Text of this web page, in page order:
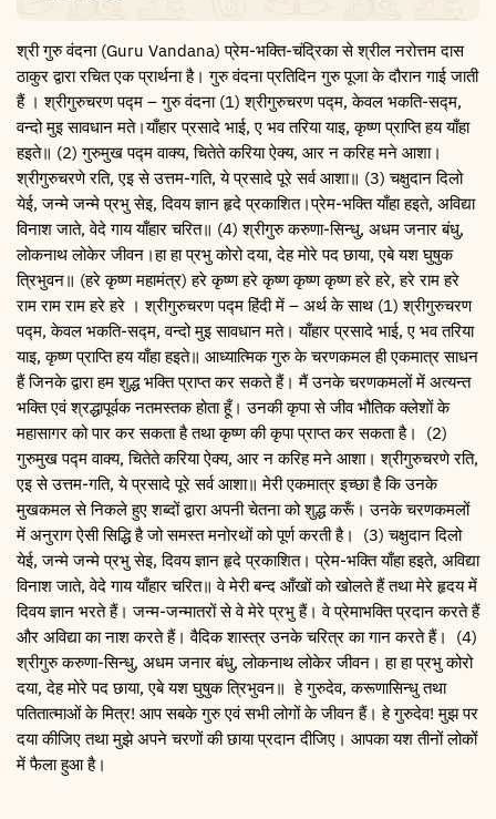
श्री गुरु वंदना (Guru Vandana) प्रेम-भक्ति-चंद्रिका से श्रील नरोत्तम दास
ठाकुर द्वारा रचित एक प्रार्थना है। गुरु वंदना प्रतिदिन गुरु पूजा के दौरान गाई जाती
हैं । श्रीगुरुचरण पद्म – गुरु वंदना (1) श्रीगुरुचरण पद्म, केवल भकति-सद्म,
वन्दो मुइ सावधान मते।याँहार प्रसादे भाई, ए भव तरिया याइ, कृष्ण प्राप्ति हय याँहा
हइते॥ (2) गुरुमुख पद्म वाक्य, चितेते करिया ऐक्य, आर न करिह मने आशा।
श्रीगुरुचरणे रति, एइ से उत्तम-गति, ये प्रसादे पूरे सर्व आशा॥ (3) चक्षुदान दिलो
येई, जन्मे जन्मे प्रभु सेइ, दिवय ज्ञान हृदे प्रकाशित।प्रेम-भक्ति याँहा हइते, अविद्या
विनाश जाते, वेदे गाय याँहार चरित॥ (4) श्रीगुरु करुणा-सिन्धु, अधम जनार बंधु,
लोकनाथ लोकेर जीवन।हा हा प्रभु कोरो दया, देह मोरे पद छाया, एबे यश घुषुक
त्रिभुवन॥ (हरे कृष्ण महामंत्र) हरे कृष्ण हरे कृष्ण कृष्ण कृष्ण हरे हरे, हरे राम हरे
राम राम राम हरे हरे । श्रीगुरुचरण पद्म हिंदी में – अर्थ के साथ (1) श्रीगुरुचरण
पद्म, केवल भकति-सद्म, वन्दो मुइ सावधान मते। याँहार प्रसादे भाई, ए भव तरिया
याइ, कृष्ण प्राप्ति हय याँहा हइते॥ आध्यात्मिक गुरु के चरणकमल ही एकमात्र साधन
हैं जिनके द्वारा हम शुद्ध भक्ति प्राप्त कर सकते हैं। मैं उनके चरणकमलों में अत्यन्त
भक्ति एवं श्रद्धापूर्वक नतमस्तक होता हूँ। उनकी कृपा से जीव भौतिक क्लेशों के
महासागर को पार कर सकता है तथा कृष्ण की कृपा प्राप्त कर सकता है। (2)
गुरुमुख पद्म वाक्य, चितेते करिया ऐक्य, आर न करिह मने आशा। श्रीगुरुचरणे रति,
एइ से उत्तम-गति, ये प्रसादे पूरे सर्व आशा॥ मेरी एकमात्र इच्छा है कि उनके
मुखकमल से निकले हुए शब्दों द्वारा अपनी चेतना को शुद्ध करूँ। उनके चरणकमलों
में अनुराग ऐसी सिद्धि है जो समस्त मनोरथों को पूर्ण करती है। (3) चक्षुदान दिलो
येई, जन्मे जन्मे प्रभु सेइ, दिवय ज्ञान हृदे प्रकाशित। प्रेम-भक्ति याँहा हइते, अविद्या
विनाश जाते, वेदे गाय याँहार चरित॥ वे मेरी बन्द आँखों को खोलते हैं तथा मेरे हृदय में
दिवय ज्ञान भरते हैं। जन्म-जन्मातरों से वे मेरे प्रभु हैं। वे प्रेमाभक्ति प्रदान करते हैं
और अविद्या का नाश करते हैं। वैदिक शास्त्र उनके चरित्र का गान करते हैं। (4)
श्रीगुरु करुणा-सिन्धु, अधम जनार बंधु, लोकनाथ लोकेर जीवन। हा हा प्रभु कोरो
दया, देह मोरे पद छाया, एबे यश घुषुक त्रिभुवन॥ हे गुरुदेव, करूणासिन्धु तथा
पतितात्माओं के मित्र! आप सबके गुरु एवं सभी लोगों के जीवन हैं। हे गुरुदेव! मुझ पर
दया कीजिए तथा मुझे अपने चरणों की छाया प्रदान दीजिए। आपका यश तीनों लोकों
में फैला हुआ है।